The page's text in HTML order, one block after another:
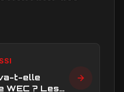
t-elle
WEC ? Les